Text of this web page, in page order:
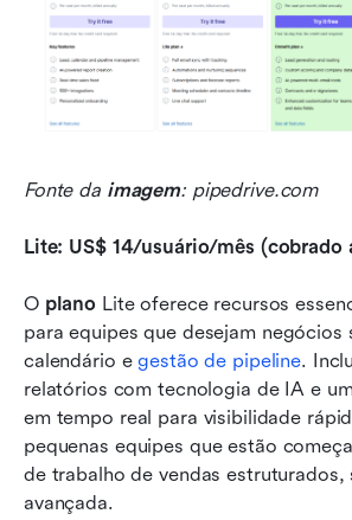
Fonte da imagem: pipedrive.com
Lite: US$ 14/usuário/mês (cobrado
O plano Lite oferece recursos
para equipes que desejam negócios
calendário e gestão de pipeline.
relatórios com tecnologia de IA e
em tempo real para visibilidade
pequenas equipes que estão
de trabalho de vendas estruturados,
avançada.